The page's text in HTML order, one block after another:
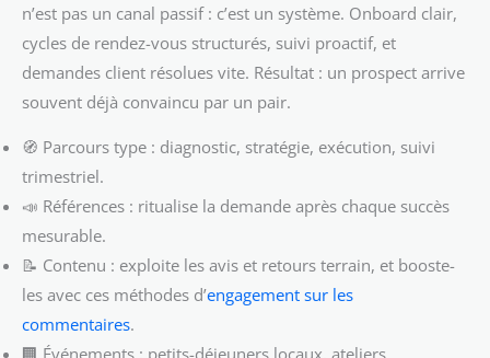
n’est pas un canal passif : c’est un système. Onboard clair,
cycles de rendez-vous structurés, suivi proactif, et
demandes client résolues vite. Résultat : un prospect arrive
souvent déjà convaincu par un pair.
🧭 Parcours type : diagnostic, stratégie, exécution, suivi
trimestriel.
📣 Références : ritualise la demande après chaque succès
mesurable.
📝 Contenu : exploite les avis et retours terrain, et booste-
les avec ces méthodes d’engagement sur les
commentaires.